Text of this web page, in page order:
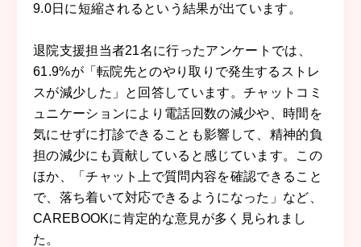
9.0日に短縮されるという結果が出ています。
退院支援担当者21名に行ったアンケートでは、
61.9%が「転院先とのやり取りで発生するストレ
スが減少した」と回答しています。チャットコミ
ュニケーションにより電話回数の減少や、時間を
気にせずに打診できることも影響して、精神的負
担の減少にも貢献していると感じています。この
ほか、「チャット上で質問内容を確認できること
で、落ち着いて対応できるようになった」など、
CAREBOOKに肯定的な意見が多く見られまし
た。